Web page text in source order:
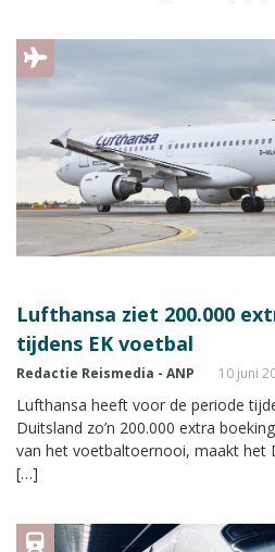
Lufthansa ziet 200.000
tijdens EK voetbal
Redactie Reismedia - ANP 10 juni
Lufthansa heeft voor de periode
Duitsland zo’n 200.000 extra
van het voetbaltoernooi, maakt het
[…]